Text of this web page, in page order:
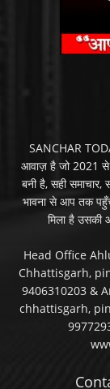
SANCHAR
आवाज़ है जो 2021 से
बनी है, सही समाचार,
भावना से आप तक
मिला है उसकी
Head Office
Chhattisgarh,
9406310203 &
chhattisgarh,